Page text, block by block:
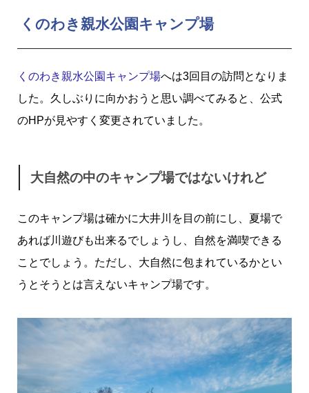
くのわき親水公園キャンプ場
くのわき親水公園キャンプ場へは3回目の訪問となりま
した。久しぶりに向かおうと思い調べてみると、公式
のHPが見やすく変更されていました。
大自然の中のキャンプ場ではないけれど
このキャンプ場は確かに大井川を目の前にし、夏場で
あれば川遊びも出来るでしょうし、自然を満喫できる
ことでしょう。ただし、大自然に包まれているかとい
うとそうとは言えないキャンプ場です。